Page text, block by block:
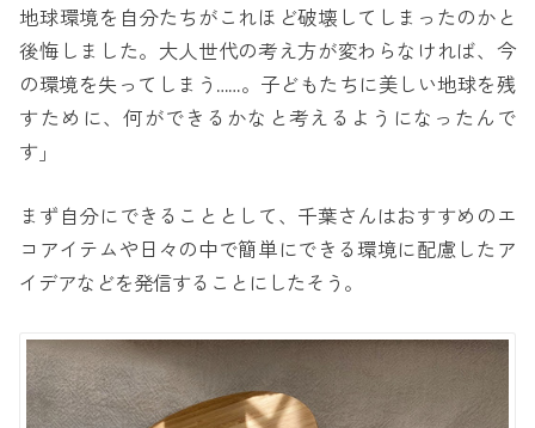
地球環境を自分たちがこれほど破壊してしまったのかと
後悔しました。大人世代の考え方が変わらなければ、今
の環境を失ってしまう……。子どもたちに美しい地球を残
すために、何ができるかなと考えるようになったんで
す」
まず自分にできることとして、千葉さんはおすすめのエ
コアイテムや日々の中で簡単にできる環境に配慮したア
イデアなどを発信することにしたそう。